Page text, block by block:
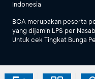
Lihat Semua Media Sosial
Indonesia
BCA merupakan peserta
yang dijamin LPS per
Untuk cek Tingkat Bunga